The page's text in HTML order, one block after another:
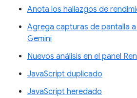
Anota los hallazgos de
Agrega capturas de pantalla
Gemini
Nuevos análisis en el panel
JavaScript duplicado
JavaScript heredado